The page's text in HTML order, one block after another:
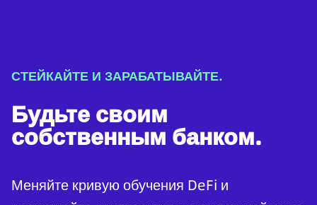
СТЕЙКАЙТЕ И ЗАРАБАТЫВАЙТЕ.
Будьте своим
собственным банком.
Меняйте кривую обучения DeFi и